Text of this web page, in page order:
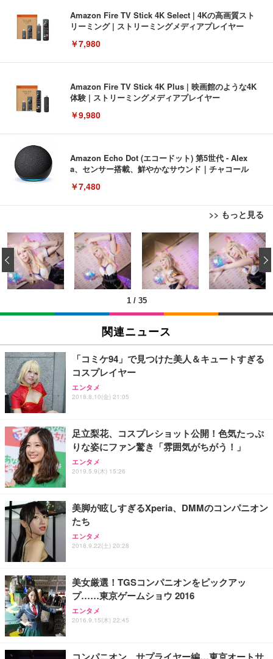
Amazon Fire TV Stick 4K Select | 4Kの高画質スト
リーミング | ストリーミングメディアプレイヤー
￥7,980
Amazon Fire TV Stick 4K Plus | 映画館のような4K
体験 | ストリーミングメディアプレイヤー
￥9,980
Amazon Echo Dot (エコードット) 第5世代 - Alex
a、センサー搭載、鮮やかなサウンド｜チャコール
￥7,480
>> もっと見る
[EdoErgo] オフィスチェア 椅子 テレワーク 疲れな
い 跳ね上げ式アームレスト コンパクト 約105度ロッ
キング pc 事務椅子 360度回転 座面昇降 強化ナイロ
ン樹脂ベース 通気性メッシュ 在宅ワーク H-WY01
(黒網+黒枠+黒足)
￥5,699
SIHOO B100 オフィスチェア／デスクチェア メッシ
ュチェア 人間工学 疲れない ブラック
￥27,999
ワーク チェア 強化バックレスト 30度ロッキング機
能 人間工学 椅子 腰サポート 90度跳ね上げ式アーム
務用 おしゃれ パソコンチェア (ブラック)
Sezlife オフィスチェア デスクチェア 疲れない テレ
ワーク チェア 強化バックレスト 30度ロッキング機
能 人間工学 椅子 腰サポート 90度跳ね上げ式アーム
務用 おしゃれ パソコンチェア (ホワイト)
ANDWINT オフィスチェア デスクチェア 肘なし メ
ッシュ 通気性 ランバーサポート付き 腰サポート ガ
ス圧無段階昇降 360度回転 キャスター付き コンパク
EIZO ビジネス向けプレミアムモニター | FlexScan
EV3240X-WT | 31.5型4K UHD・USB Type-C・ホワ
イト
￥105,595
EIZO ビジネス向けプレミアムモニター | FlexScan
￥109,572
【純正品】27"ゲーミングモニター DualSense 充電
フック付き（CFI-ZDM1J）
【整備済み品】Dell E2724HS 27インチ 液晶モニタ
ー フルHD（1920×1080）VA 非光沢 HDMI/DisplayP
ort/VGA スピーカー内蔵 高さ調整 スイベル VESA対
【MiniLED/24.5inch/280Hz/FHD】GRAPHT THE S
HOOTER Gaming Monitor 24” Essential ゲーミン
グモニター QD 24.5インチ 1ms FHD 量子ドット 残
Amazonベーシック ペットシーツ 薄型 レギュラー 1
回使い捨て 無香料 ホワイト 300枚
￥3,373
Amazonベーシック ペットシーツ 厚型 ワイド 42枚
x2袋(84枚) ホワイト(吸収面:ライトブルー)
￥3,234
ネオ・ルーライフ ネオ・オムツ L 中型犬用 26枚入
り 単品
Smart Basic(スマートベーシック) 【Amazon.co.jp
限定】 Smart Basic アイリスオーヤマ ペットシーツ
超厚型 お徳用 ワイド 100枚入 (x 1) (ケース販売)
アイリスオーヤマ ペットシーツ 超厚型 お徳用 レギ
ュラー 200枚入【Amazon.co.jp限定】
1/ 35
‹
関連ニュース
「コミケ94」で見つけた美人＆キュートすぎる
コスプレイヤー
エンタメ
2018.8.10(金) 21:05
足立梨花、コスプレショット公開！色気たっぷ
りな姿にファン驚き「雰囲気がちがう！」
エンタメ
2019.5.9(木) 15:26
美脚が眩しすぎるXperia、DMMのコンパニオン
たち
エンタメ
2018.9.22(土) 20:28
美女厳選！TGSコンパニオンをピックアッ
プ……東京ゲームショウ 2016
エンタメ
2016.9.15(木) 22:45